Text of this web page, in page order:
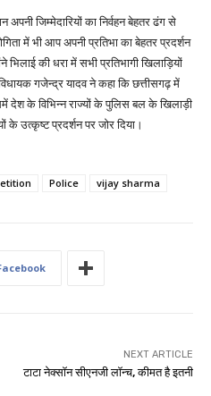
जिम्मेदारियों का निर्वहन बेहतर ढंग से
में भी आप अपनी प्रतिभा का बेहतर प्रदर्शन
की धरा में सभी प्रतिभागी खिलाड़ियों
गजेन्द्र यादव ने कहा कि छत्तीसगढ़ में
देश के विभिन्न राज्यों के पुलिस बल के खिलाड़ी
के उत्कृष्ट प्रदर्शन पर जोर दिया।
Police vijay sharma
NEXT ARTICLE
टाटा नेक्सॉन सीएनजी लॉन्च, कीमत है इतनी